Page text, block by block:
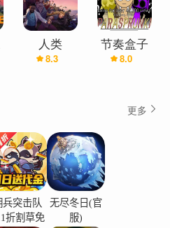
人类
Humankind
8.3
节奏盒子
(Sprunki-寄
8.0
更多
兵突击队
折割草免
无尽冬日(官
服)